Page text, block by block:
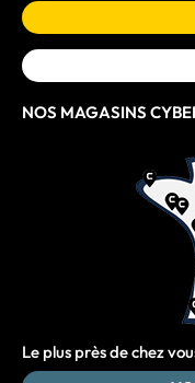
NOS MAGASINS
Le plus près de chez